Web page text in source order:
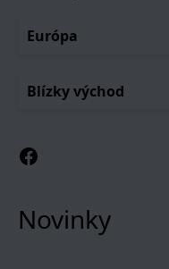
Európa
Blízky východ
Facebook
Novinky